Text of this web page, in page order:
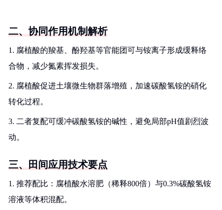
二、协同作用机制解析
1. 腐植酸的羧基、酚羟基等官能团可与铵离子形成缓释络
合物，减少氮素挥发损失。
2. 腐植酸促进土壤微生物群落增殖，加速碳酸氢铵的硝化
转化过程。
3. 二者复配可缓冲碳酸氢铵的碱性，避免局部pH值剧烈波
动。
三、田间应用技术要点
1. 推荐配比：腐植酸水溶肥（稀释800倍）与0.3%碳酸氢铵
溶液等体积混配。